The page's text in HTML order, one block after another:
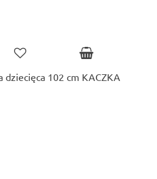
dziecięca 102 cm KACZKA